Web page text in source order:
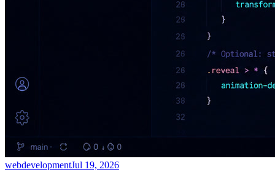
webdevelopmentJul 19, 2026